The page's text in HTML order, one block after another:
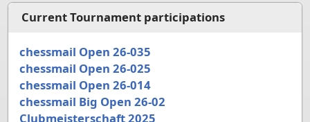
Current Tournament participations
chessmail Open 26-035
chessmail Open 26-025
chessmail Open 26-014
chessmail Big Open 26-02
Clubmeisterschaft 2025